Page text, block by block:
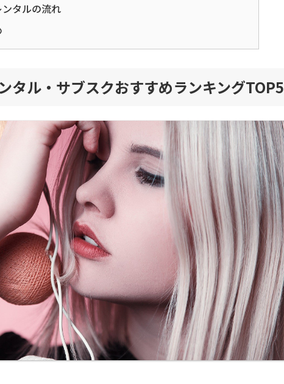
タルの流れ
タル・サブスクおすすめランキングTOP5